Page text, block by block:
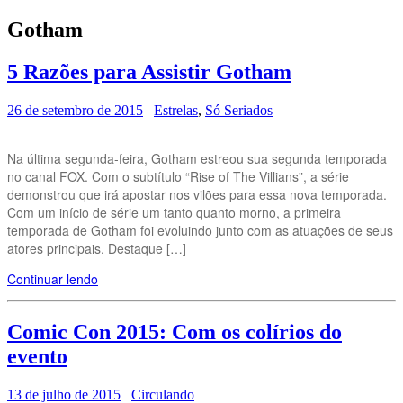
Gotham
5 Razões para Assistir Gotham
26 de setembro de 2015 Estrelas, Só Seriados
Na última segunda-feira, Gotham estreou sua segunda temporada
no canal FOX. Com o subtítulo “Rise of The Villians”, a série
demonstrou que irá apostar nos vilões para essa nova temporada.
Com um início de série um tanto quanto morno, a primeira
temporada de Gotham foi evoluindo junto com as atuações de seus
atores principais. Destaque […]
Continuar lendo
Comic Con 2015: Com os colírios do
evento
13 de julho de 2015 Circulando